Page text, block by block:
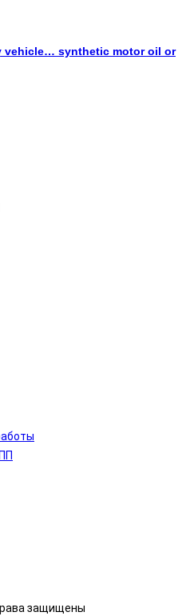
vehicle… synthetic motor oil or
защищены